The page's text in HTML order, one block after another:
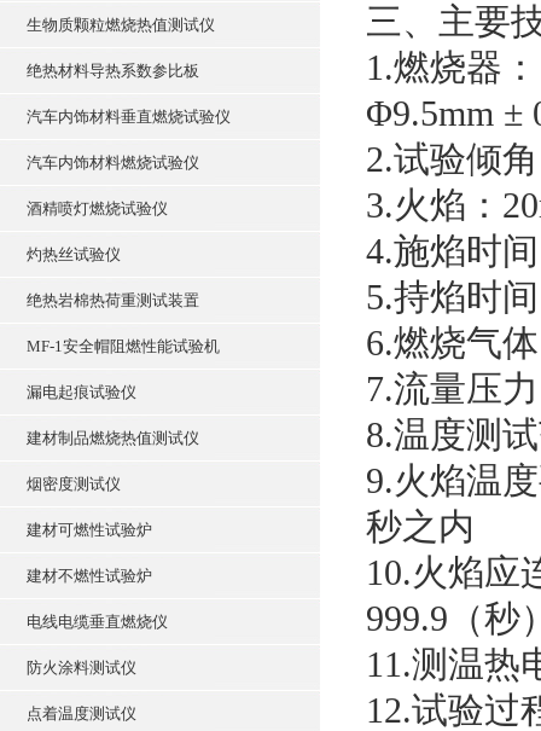
生物质颗粒燃烧热值测试仪
绝热材料导热系数参比板
汽车内饰材料垂直燃烧试验仪
汽车内饰材料燃烧试验仪
酒精喷灯燃烧试验仪
灼热丝试验仪
绝热岩棉热荷重测试装置
MF-1安全帽阻燃性能试验机
漏电起痕试验仪
建材制品燃烧热值测试仪
烟密度测试仪
建材可燃性试验炉
建材不燃性试验炉
电线电缆垂直燃烧仪
防火涂料测试仪
点着温度测试仪
三、主要
1.燃烧器
Φ9.5mm ±
2.试验倾
3.火焰：
4.施焰时
5.持焰时
6.燃烧气
7.流量压
8.温度测
9.火焰温
秒之内
10.火焰应
999.9（秒
11.测温热
12.试验过